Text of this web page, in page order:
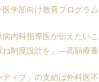
医学部向け教育プログラ
病内科指導医が伝えたい
ね制度設計を」―高額療
ティブ」の支給は外科医